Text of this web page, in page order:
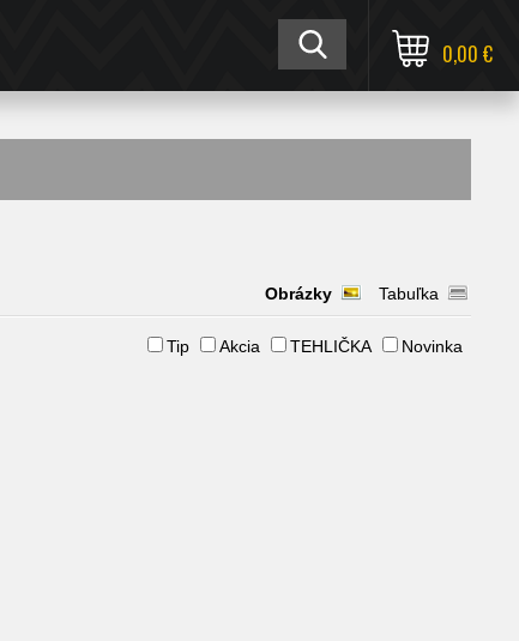
0,00 €
Obrázky Tabuľka
Tip Akcia TEHLIČKA
Novinka